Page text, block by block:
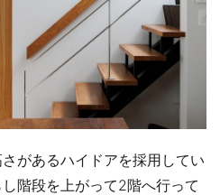
があるハイドアを採用してい
階段を上がって2階へ行って